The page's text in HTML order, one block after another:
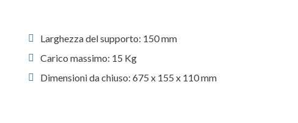
Larghezza del supporto: 150 mm
Carico massimo: 15 Kg
Dimensioni da chiuso: 675 x 155 x 110 mm